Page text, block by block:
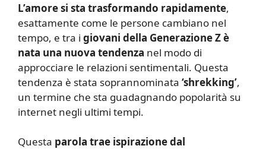
L’amore si sta trasformando rapidamente,
esattamente come le persone cambiano nel
tempo, e tra i giovani della Generazione Z è
nata una nuova tendenza nel modo di
approcciare le relazioni sentimentali. Questa
tendenza è stata soprannominata ‘shrekking’,
un termine che sta guadagnando popolarità su
internet negli ultimi tempi.
Questa parola trae ispirazione dal